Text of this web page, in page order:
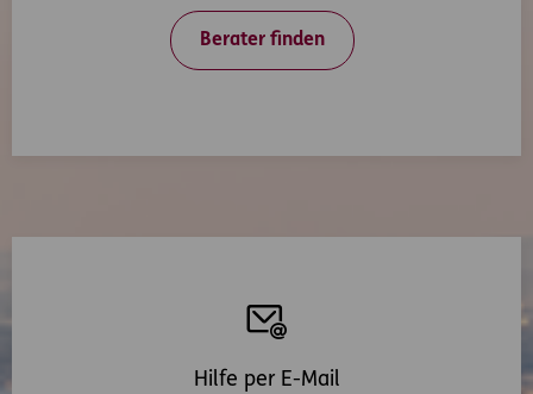
Berater finden
Hilfe per E-Mail